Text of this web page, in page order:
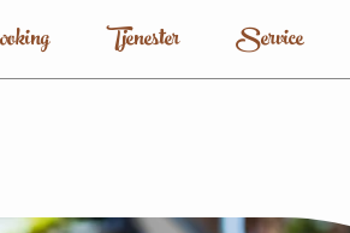
Tjenester Service